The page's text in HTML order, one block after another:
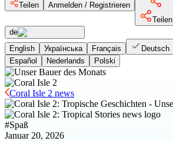
Teilen
Anmelden / Registrieren
Teilen
de
English
Українська Français Deutsch
Español
Nederlands Polski
Coral Isle 2 news
#Spaß
Januar 20, 2026